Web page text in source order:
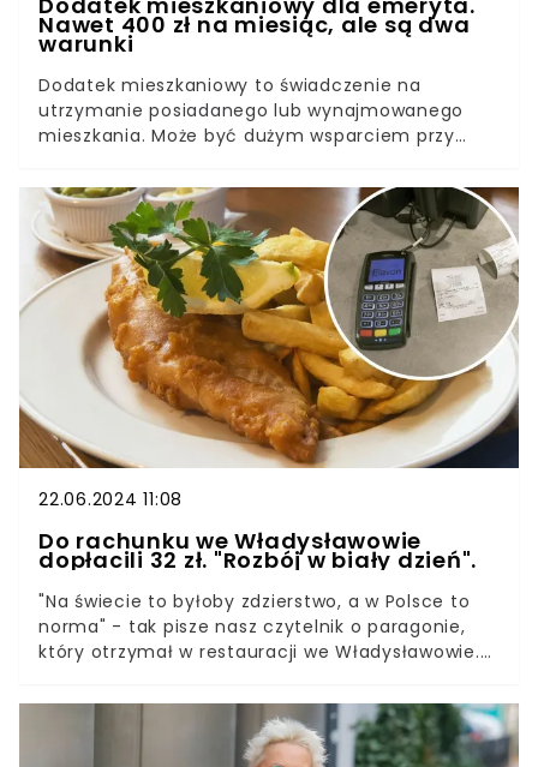
Nawet 400 zł na miesiąc, ale są dwa
warunki
Dodatek mieszkaniowy to świadczenie na
utrzymanie posiadanego lub wynajmowanego
mieszkania. Może być dużym wsparciem przy
materialnej. By otrzymać dodatek mieszkaniowy,
wymagane jest spełnienie dwóch kryteriów:
dochodowego i metrażowego.
22.06.2024 11:08
Do rachunku we Władysławowie
dopłacili 32 zł. "Rozbój w biały dzień".
"Na świecie to byłoby zdzierstwo, a w Polsce to
norma" - tak pisze nasz czytelnik o paragonie,
który otrzymał w restauracji we Władysławowie.
jednego z dobrze ocenianych lokali. Twierdzi, że
"musiał dopłacić do rachunku 32 zł", bo obsługa
nie chciała podać mu bezpłatnej wody z kranu, o